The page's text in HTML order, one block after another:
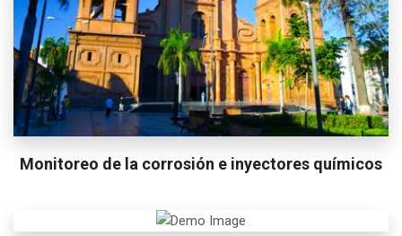
Monitoreo de la corrosión e inyectores químicos